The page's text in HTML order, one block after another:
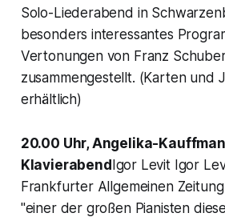
Solo-Liederabend in
besonders interessantes
Vertonungen von Franz
zusammengestellt. (Karten und
erhältlich)
20.00 Uhr, Angelika-
KlavierabendIgor Levit Igor
Frankfurter Allgemeinen
"einer der großen Pianisten